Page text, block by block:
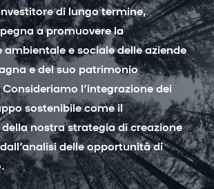
di lungo termine,
a promuovere la
e sociale delle aziende
e del suo patrimonio
l’integrazione dei
sostenibile come il
nostra strategia di creazione
delle opportunità di